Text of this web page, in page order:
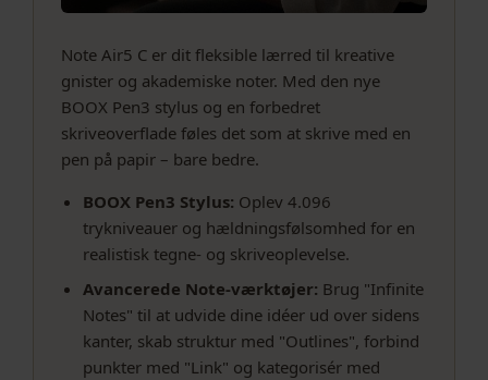
Note Air5 C er dit fleksible lærred til kreative
gnister og akademiske noter. Med den nye
BOOX Pen3 stylus og en forbedret
skriveoverflade føles det som at skrive med en
pen på papir – bare bedre.
BOOX Pen3 Stylus: Oplev 4.096
trykniveauer og hældningsfølsomhed for en
realistisk tegne- og skriveoplevelse.
Avancerede Note-værktøjer: Brug "Infinite
Notes" til at udvide dine idéer ud over sidens
kanter, skab struktur med "Outlines", forbind
punkter med "Link" og kategorisér med